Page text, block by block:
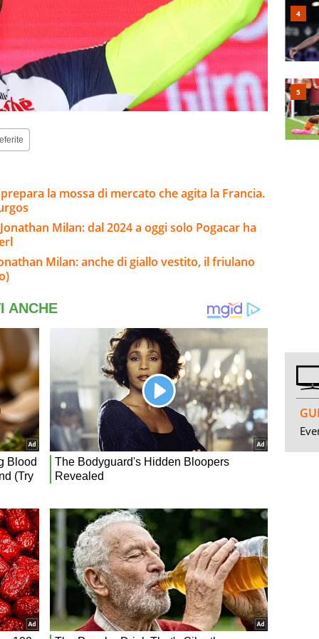
prepara la mossa di mercato che agita la Francia.
Milan: dal 2024 a oggi solo Pogacar ha
Milan: anche di giallo vestito, il friulano